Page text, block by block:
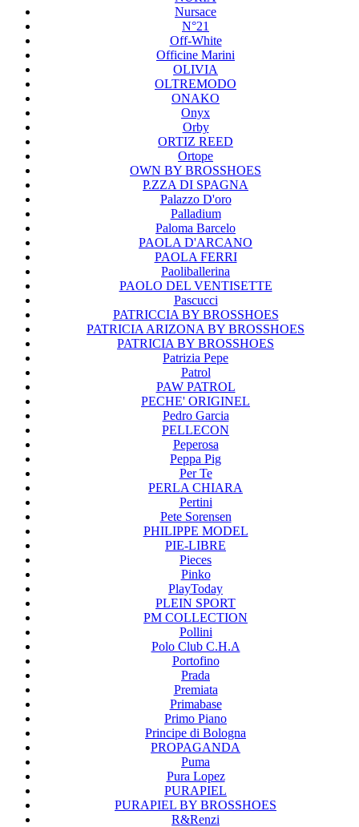
Nursace
N°21
Off-White
Officine Marini
OLIVIA
OLTREMODO
ONAKO
Onyx
Orby
ORTIZ REED
Ortope
OWN BY BROSSHOES
P.ZZA DI SPAGNA
Palazzo D'oro
Palladium
Paloma Barcelo
PAOLA D'ARCANO
PAOLA FERRI
Paoliballerina
PAOLO DEL VENTISETTE
Pascucci
PATRICCIA BY BROSSHOES
PATRICIA ARIZONA BY BROSSHOES
PATRICIA BY BROSSHOES
Patrizia Pepe
Patrol
PAW PATROL
PECHE' ORIGINEL
Pedro Garcia
PELLECON
Peperosa
Peppa Pig
Per Te
PERLA CHIARA
Pertini
Pete Sorensen
PHILIPPE MODEL
PIE-LIBRE
Pieces
Pinko
PlayToday
PLEIN SPORT
PM COLLECTION
Pollini
Polo Club C.H.A
Portofino
Prada
Premiata
Primabase
Primo Piano
Principe di Bologna
PROPAGANDA
Puma
Pura Lopez
PURAPIEL
PURAPIEL BY BROSSHOES
R&Renzi